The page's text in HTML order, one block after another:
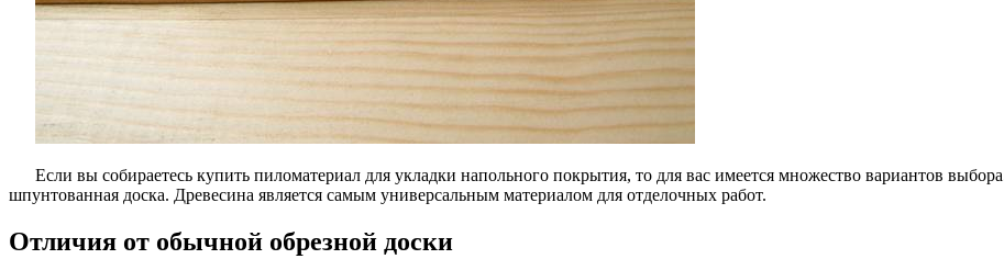
Если вы собираетесь купить пиломатериал для укладки напольного покрытия, то для вас имеется множество вариантов
шпунтованная доска. Древесина является самым универсальным материалом для отделочных работ.
Отличия от обычной обрезной доски